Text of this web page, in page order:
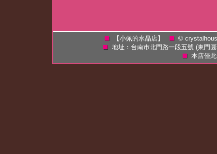
【小佩的水晶店】 ©
地址：台南市北門路一段五號 (東門
本店僅